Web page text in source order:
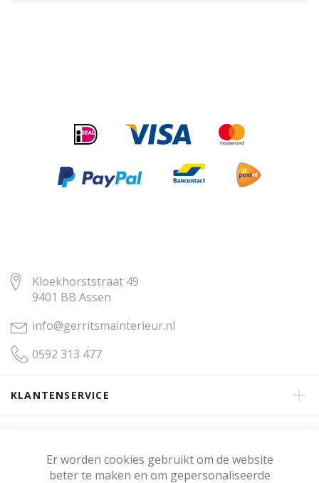
Er worden cookies gebruikt om de website
beter te maken en om gepersonaliseerde
Kloekhorststraat 49
9401 BB Assen
info@gerritsmainterieur.nl
0592 313 477
KLANTENSERVICE
KLANTENBEOORDELING